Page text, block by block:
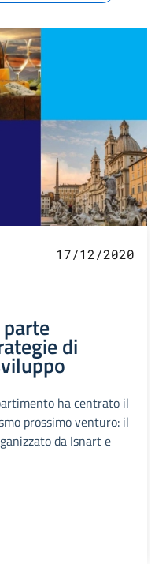
17/12/2020
di
ha centrato il
prossimo venturo: il
da Isnart e